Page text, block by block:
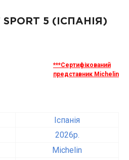
SPORT 5 (ІСПАНІЯ)
***Сертифікований
представник Michelin
Іспанія
2026p.
Michelin